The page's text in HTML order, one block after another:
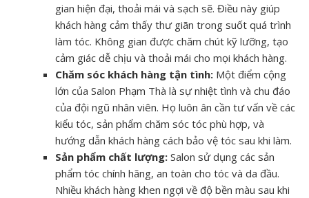
gian hiện đại, thoải mái và sạch sẽ. Điều này giúp
khách hàng cảm thấy thư giãn trong suốt quá trình
làm tóc. Không gian được chăm chút kỹ lưỡng, tạo
cảm giác dễ chịu và thoải mái cho mọi khách hàng.
Chăm sóc khách hàng tận tình: Một điểm cộng
lớn của Salon Phạm Thà là sự nhiệt tình và chu đáo
của đội ngũ nhân viên. Họ luôn ân cần tư vấn về các
kiểu tóc, sản phẩm chăm sóc tóc phù hợp, và
hướng dẫn khách hàng cách bảo vệ tóc sau khi làm.
Sản phẩm chất lượng: Salon sử dụng các sản
phẩm tóc chính hãng, an toàn cho tóc và da đầu.
Nhiều khách hàng khen ngợi về độ bền màu sau khi